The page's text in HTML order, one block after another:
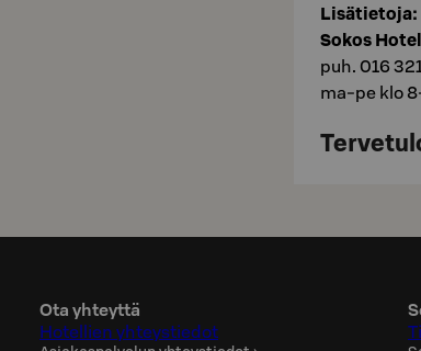
Lisätietoja:
Sokos
puh. 016
ma-pe klo
Ota yhteyttä
Hotellien yhteystiedot